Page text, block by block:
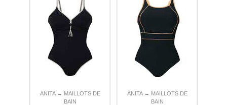
ANITA → MAILLOTS DE
BAIN
ANITA → MAILLOTS DE
BAIN